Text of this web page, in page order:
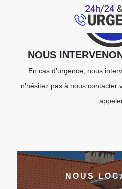
NOUS
En cas d’urgence, nous
n’hésitez pas à nous contacter
NOUS